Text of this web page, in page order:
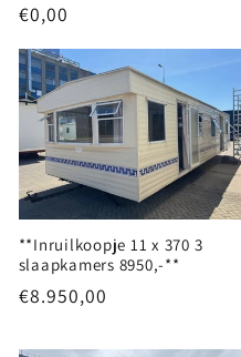
Normale
€0,00
**Inruilkoopje 11 x 370 3
slaapkamers 8950,-**
Normale
€8.950,00